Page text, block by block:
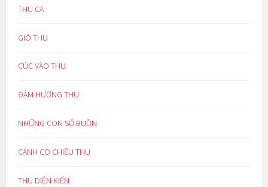
THU CA
GIÓ THU
CÚC VÀO THU
ĐẬM HƯƠNG THU
NHỮNG CON SỐ BUỒN
CÁNH CÒ CHIỀU THU
THU DIỆN KIẾN